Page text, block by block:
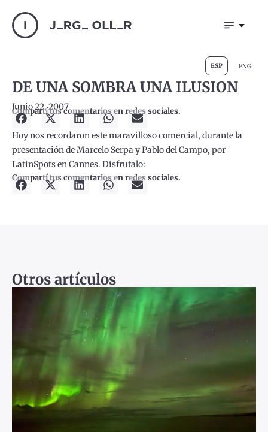
ESP ENG
DE UNA SOMBRA UNA ILUSION
Junio 22, 2007
Compartí tus comentarios en redes sociales.
Hoy nos recordaron este maravilloso comercial, durante la
presentación de Marcelo Serpa y Pablo del Campo, por
LatinSpots en Cannes. Disfrutalo:
Compartí tus comentarios en redes sociales.
Otros artículos